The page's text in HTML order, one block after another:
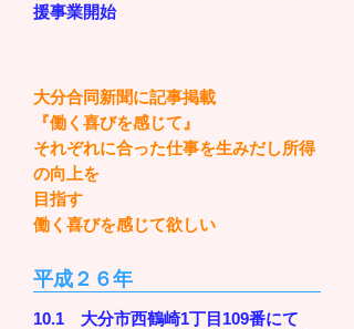
​INFOMATION
援事業開始
大分合同新聞に記事掲載
『働く喜びを感じて』
それぞれに合った仕事を生みだし所得
の向上を
目指す
働く喜びを感じて欲しい
平成２６年
10.1 大分市西鶴崎1丁目109番にて